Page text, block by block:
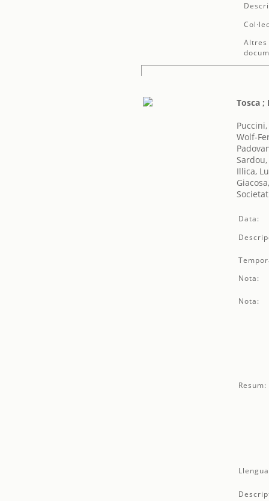
Altres
Tosca ;
Wolf-
Illica,
Data:
Nota:
Nota:
Resum: